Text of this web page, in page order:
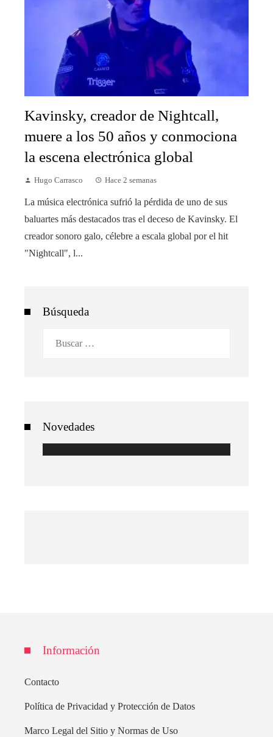
Kavinsky, creador de Nightcall,
muere a los 50 años y conmociona
la escena electrónica global
Hugo Carrasco Hace 2 semanas
La música electrónica sufrió la pérdida de uno de sus
baluartes más destacados tras el deceso de Kavinsky. El
creador sonoro galo, célebre a escala global por el hit
"Nightcall", l...
Búsqueda
Novedades
Información
Contacto
Política de Privacidad y Protección de Datos
Marco Legal del Sitio y Normas de Uso